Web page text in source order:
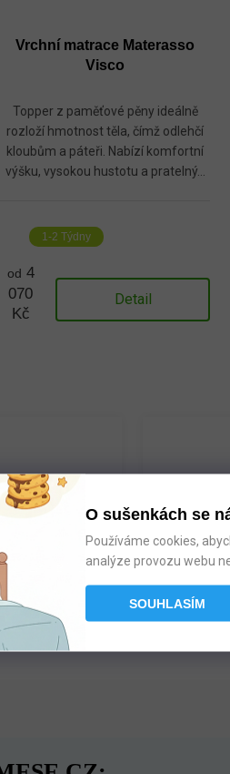
O sušenkách se
Používáme cookies,
analýze provozu webu
SOUHLASÍM
Vrchní matrace Materasso
Visco
Topper z paměťové pěny ideálně
rozloží hmotnost těla, čímž odlehčí
kloubům a páteři. Nabízí komfortní
výšku, vysokou hustotu a pratelný...
1-2 Týdny
od 4
070
Kč
Detail
k
+420